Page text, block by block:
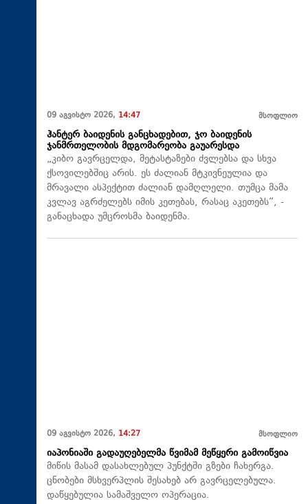
09 აგვისტო 2026, 14:47 მსოფლიო
ჰანტერ ბაიდენის განცხადებით, ჯო ბაიდენის
ჯანმრთელობის მდგომარეობა გაუარესდა
„კიბო გავრცელდა, მეტასტაზები ძვლებსა და სხვა
ქსოვილებშიც არის. ეს ძალიან მტკივნეულია და
მრავალი ასპექტით ძალიან დამღლელი. თუმცა მამა
კვლავ აგრძელებს იმის კეთებას, რასაც აკეთებს“, -
განაცხადა უმცროსმა ბაიდენმა.
09 აგვისტო 2026, 14:27 მსოფლიო
იაპონიაში გადაუღებელმა წვიმამ მეწყერი გამოიწვია
მიწის მასამ დასახლებულ პუნქტში გზები ჩახერგა.
ცნობები მსხვერპლის შესახებ არ გავრცელებულა.
დაწყებულია სამაშველო ოპერაცია.